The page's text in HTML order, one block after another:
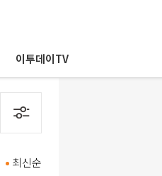
이투데이TV
최신순